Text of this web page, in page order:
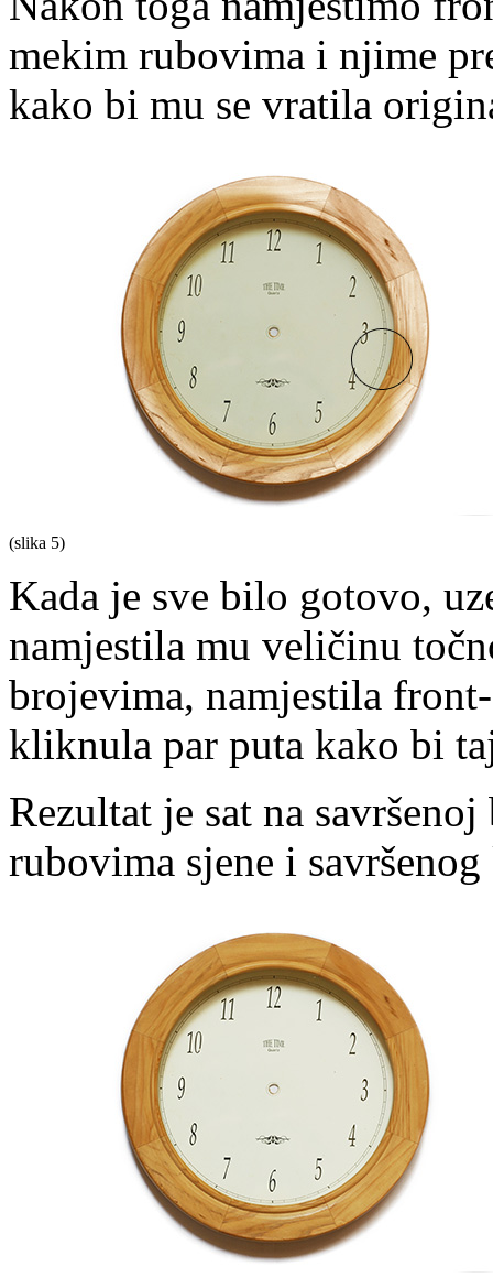
mekim rubovima i njime
kako bi mu se vratila
(slika 5)
Kada je sve bilo gotovo,
namjestila mu veličinu
brojevima, namjestila
kliknula par puta kako bi
Rezultat je sat na
rubovima sjene i